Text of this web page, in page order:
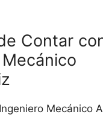
Contar
Mecánico